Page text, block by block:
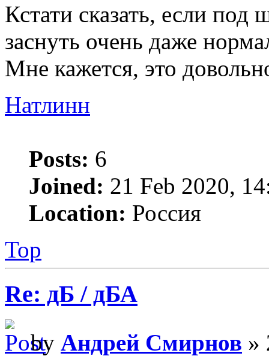
Кстати сказать, если
заснуть очень даже
Мне кажется, это
Натлинн
Posts: 6
Joined: 21 Feb 2020,
Location: Россия
Top
Re: дБ / дБА
by Андрей Смирнов »